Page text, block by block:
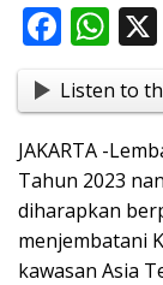
F
e
b
o
o
k
W
at
s
A
p
p
Listen to
JAKARTA -
Tahun 2023
diharapkan
menjembatani
kawasan Asia